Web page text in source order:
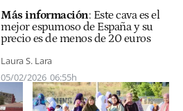
Más información: Este cava es el
mejor espumoso de España y su
precio es de menos de 20 euros
Laura S. Lara
05/02/2026 06:55h